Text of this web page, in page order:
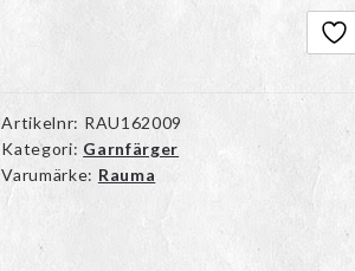
Artikelnr: RAU162009
Kategori: Garnfärger
Varumärke: Rauma